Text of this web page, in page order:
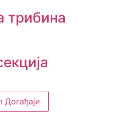
трибина
Догађаји